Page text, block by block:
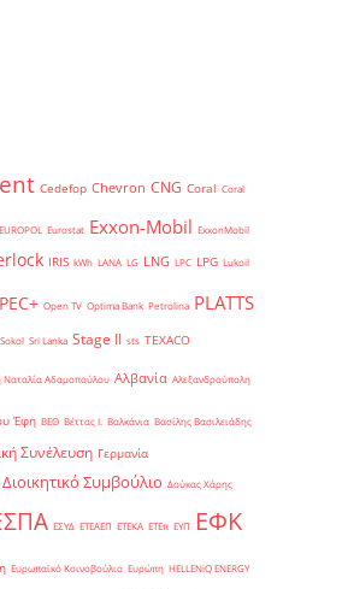
Cedefop Chevron CNG Coral Coral
EUROPOL Eurostat Exxon-Mobil ExxonMobil
IRIS kWh LANA LG LNG LPC LPG Lukoil
Open TV Optima Bank Petrolina PLATTS
Sokol Sri Lanka Stage II sts TEXACO
Ναταλία Αδαμοπούλου Αλβανία Αλεξανδρούπολη
Έφη ΒΕΘ Βέττας Ι. Βαλκάνια Βασίλης Βασιλειάδης
Συνέλευση Γερμανία
Διοικητικό Συμβούλιο Δούκας Χάρης
ΕΣΥΔ ΕΤΕΑΕΠ ΕΤΕΚΑ ΕΤΕπ ΕΥΠ ΕΦΚ
Ευρωπαϊκό Κοινοβούλιο Ευρώπη ΗELLENiQ ENERGY